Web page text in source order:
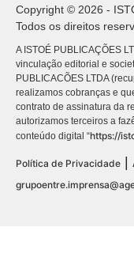
Copyright © 2026 -
Todos os direitos
A ISTOÉ PUBLICAÇÕES
vinculação editorial e
PUBLICACÕES LTDA
realizamos cobranças e
contrato de assinatura da
autorizamos terceiros a
conteúdo digital “https://
Política de Privacidade